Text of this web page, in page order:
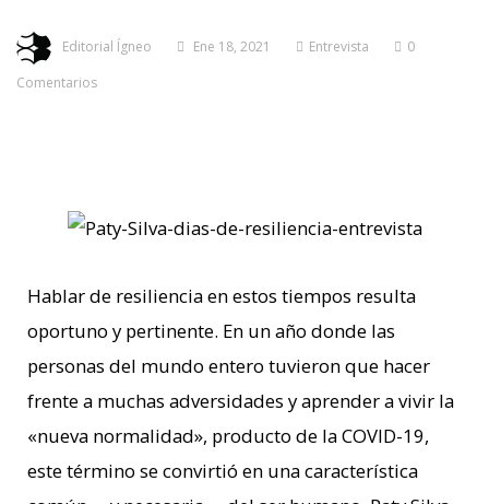
Editorial Ígneo Ene 18, 2021 Entrevista
0
Comentarios
Hablar de resiliencia en estos tiempos resulta
oportuno y pertinente. En un año donde las
personas del mundo entero tuvieron que hacer
frente a muchas adversidades y aprender a vivir la
«nueva normalidad», producto de la COVID-19,
este término se convirtió en una característica